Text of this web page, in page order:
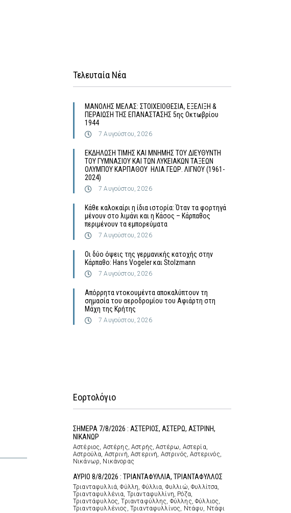
Τελευταία Νέα
MΑΝΟΛΗΣ ΜΕΛΑΣ: ΣΤΟΙΧΕΙΟΘΕΣΙΑ, ΕΞΕΛΙΞΗ &
ΠΕΡΑΙΩΣΗ ΤΗΣ ΕΠΑΝΑΣΤΑΣΗΣ 5ης Οκτωβρίου
1944
7 Αυγούστου, 2026
ΕΚΔΗΛΩΣΗ ΤΙΜΗΣ ΚΑΙ ΜΝΗΜΗΣ ΤΟΥ ΔΙΕΥΘΥΝΤΗ
ΤΟΥ ΓΥΜΝΑΣΙΟΥ ΚΑΙ ΤΩΝ ΛΥΚΕΙΑΚΩΝ ΤΑΞΕΩΝ
ΟΛΥΜΠΟΥ ΚΑΡΠΑΘΟΥ ΗΛΙΑ ΓΕΩΡ. ΛΙΓΝΟΥ (1961-
2024)
7 Αυγούστου, 2026
Κάθε καλοκαίρι η ίδια ιστορία: Όταν τα φορτηγά
μένουν στο λιμάνι και η Κάσος – Κάρπαθος
περιμένουν τα εμπορεύματα
7 Αυγούστου, 2026
Οι δύο όψεις της γερμανικής κατοχής στην
Κάρπαθο: Hans Vogeler και Stolzmann
7 Αυγούστου, 2026
Απόρρητα ντοκουμέντα αποκαλύπτουν τη
σημασία του αεροδρομίου του Αφιάρτη στη
Μάχη της Κρήτης
7 Αυγούστου, 2026
Εορτολόγιο
ΣΗΜΕΡΑ 7/8/2026 : ΑΣΤΕΡΙΟΣ, ΑΣΤΕΡΩ, ΑΣΤΡΙΝΗ,
ΝΙΚΑΝΩΡ
Αστέριος, Αστέρης, Αστρής, Αστέρω, Αστερία,
Αστρούλα, Αστρινή, Αστερινή, Αστρινός, Αστερινός,
Νικάνωρ, Νικάνορας
ΑΥΡΙΟ 8/8/2026 : ΤΡΙΑΝΤΑΦΥΛΛΙΑ, ΤΡΙΑΝΤΑΦΥΛΛΟΣ
Τριανταφυλλιά, Φύλλη, Φύλλια, Φυλλιώ, Φυλλίτσα,
Τριανταφυλλένια, Τριανταφυλλίνη, Ρόζα,
Τριαντάφυλλος, Τριανταφύλλης, Φύλλης, Φύλλιος,
Τριανταφυλλένιος, Τριανταφυλλίνος, Ντάφυ, Ντάφι